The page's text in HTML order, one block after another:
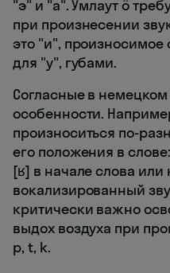
"э" и "а". Умлаут ö
при произнесении
это "и", произносимое
для "у", губами.
Согласные в
особенности.
произноситься по-
его положения в
[ʁ] в начале слова или
вокализированный
критически важно
выдох воздуха при
p, t, k.